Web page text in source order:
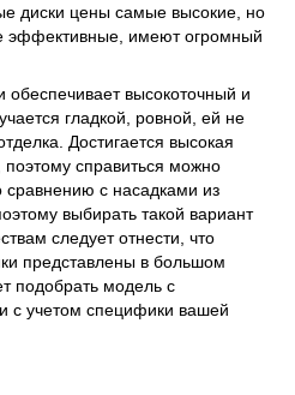
диски цены самые высокие, но
эффективные, имеют огромный
обеспечивает высокоточный и
гладкой, ровной, ей не
Достигается высокая
поэтому справиться можно
с насадками из
выбирать такой вариант
следует отнести, что
представлены в большом
подобрать модель с
с учетом специфики вашей